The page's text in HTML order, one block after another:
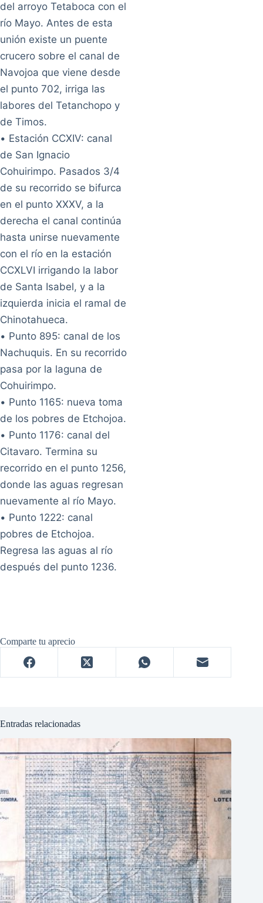
del arroyo Tetaboca con el
río Mayo. Antes de esta
unión existe un puente
crucero sobre el canal de
Navojoa que viene desde
el punto 702, irriga las
labores del Tetanchopo y
de Timos.
• Estación CCXIV: canal
de San Ignacio
Cohuirimpo. Pasados 3/4
de su recorrido se bifurca
en el punto XXXV, a la
derecha el canal continúa
hasta unirse nuevamente
con el río en la estación
CCXLVI irrigando la labor
de Santa Isabel, y a la
izquierda inicia el ramal de
Chinotahueca.
• Punto 895: canal de los
Nachuquis. En su recorrido
pasa por la laguna de
Cohuirimpo.
• Punto 1165: nueva toma
de los pobres de Etchojoa.
• Punto 1176: canal del
Citavaro. Termina su
recorrido en el punto 1256,
donde las aguas regresan
nuevamente al río Mayo.
• Punto 1222: canal
pobres de Etchojoa.
Regresa las aguas al río
después del punto 1236.
Comparte tu aprecio
Entradas relacionadas